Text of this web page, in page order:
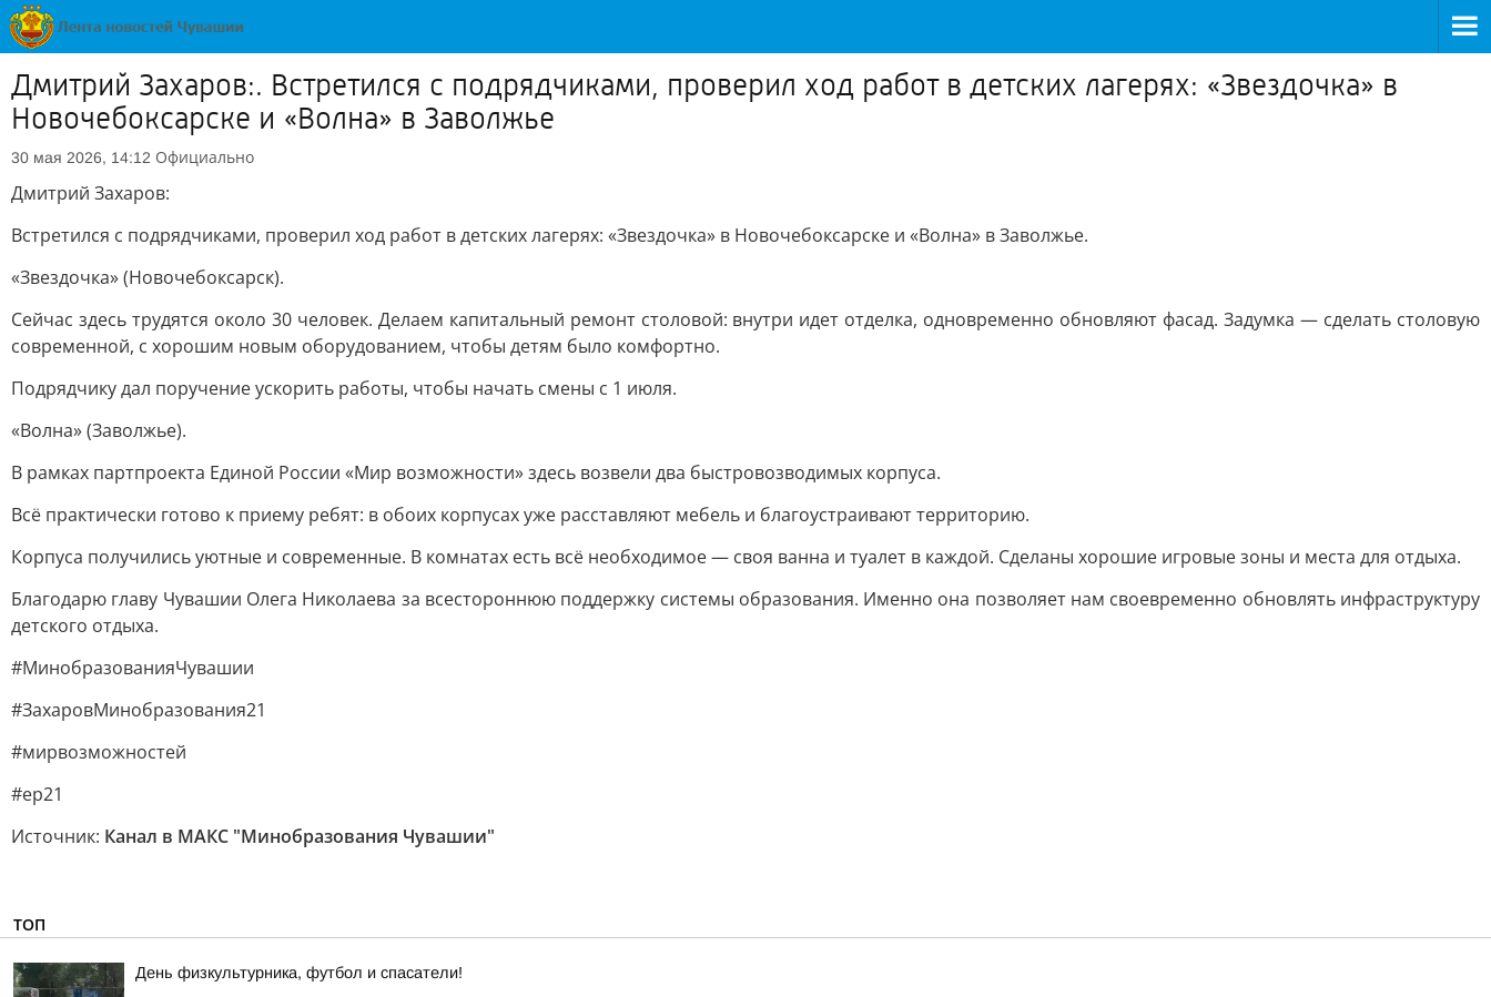
Дмитрий Захаров:. Встретился с подрядчиками, проверил ход работ в детских лагерях: «Звездочка» в
Новочебоксарске и «Волна» в Заволжье
30 мая 2026, 14:12 Официально
Дмитрий Захаров:
Встретился с подрядчиками, проверил ход работ в детских лагерях: «Звездочка» в Новочебоксарске и «Волна» в Заволжье.
«Звездочка» (Новочебоксарск).
Сейчас здесь трудятся около 30 человек. Делаем капитальный ремонт столовой: внутри идет отделка, одновременно обновляют фасад. Задумка — сделать столовую
современной, с хорошим новым оборудованием, чтобы детям было комфортно.
Подрядчику дал поручение ускорить работы, чтобы начать смены с 1 июля.
«Волна» (Заволжье).
В рамках партпроекта Единой России «Мир возможности» здесь возвели два быстровозводимых корпуса.
Всё практически готово к приему ребят: в обоих корпусах уже расставляют мебель и благоустраивают территорию.
Корпуса получились уютные и современные. В комнатах есть всё необходимое — своя ванна и туалет в каждой. Сделаны хорошие игровые зоны и места для отдыха.
Благодарю главу Чувашии Олега Николаева за всестороннюю поддержку системы образования. Именно она позволяет нам своевременно обновлять инфраструктуру
детского отдыха.
#МинобразованияЧувашии
#ЗахаровМинобразования21
#мирвозможностей
#ер21
Источник: Канал в МАКС "Минобразования Чувашии"
ТОП
День физкультурника, футбол и спасатели!